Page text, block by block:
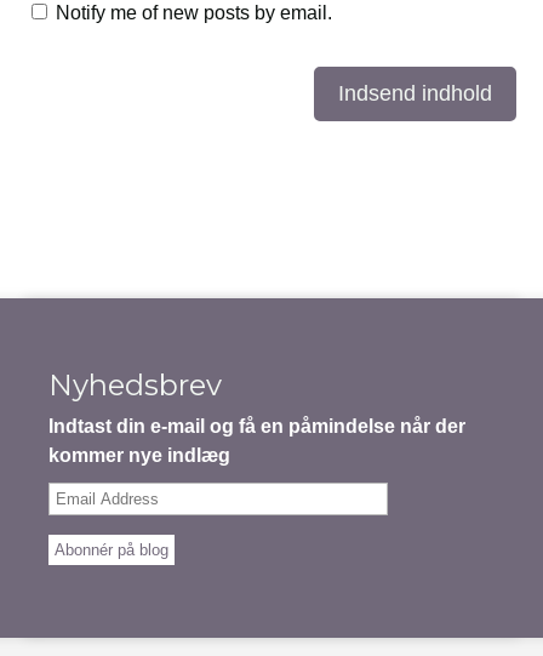
Notify me of new posts by email.
Indsend indhold
Nyhedsbrev
Indtast din e-mail og få en påmindelse når der
kommer nye indlæg
Email
Abonnér på blog